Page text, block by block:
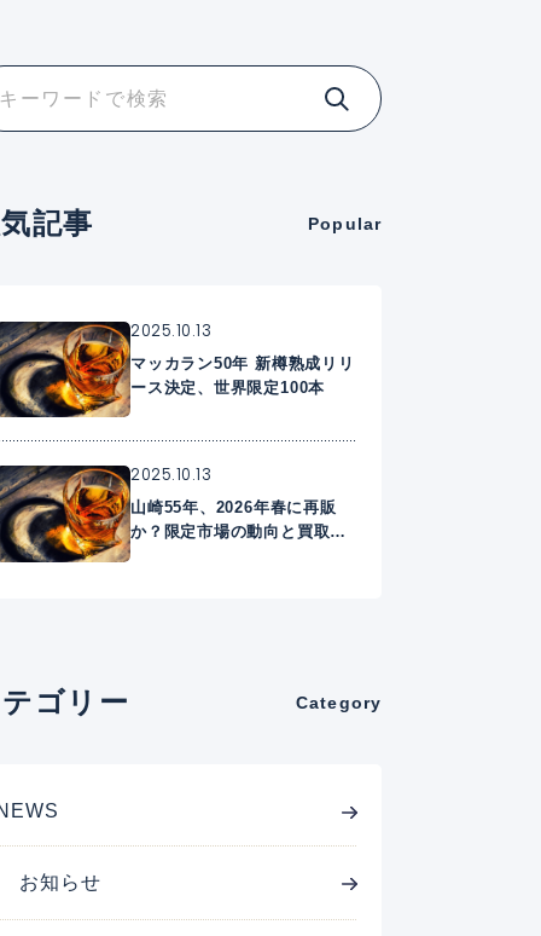
記事 Popular
2025.10.13
マッカラン50年 新樽熟成リリ
ース決定、世界限定100本
2025.10.13
山崎55年、2026年春に再販
か？限定市場の動向と買取相
ゴリー Category
お知らせ